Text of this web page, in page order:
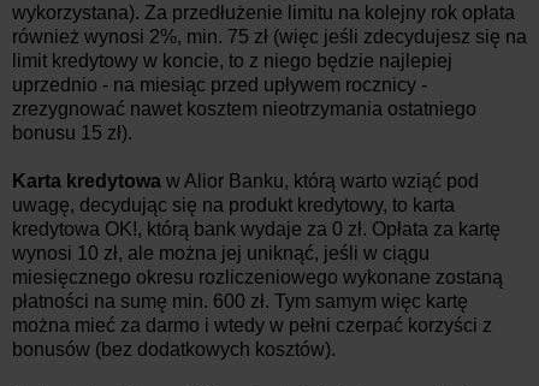
wykorzystana). Za przedłużenie limitu na kolejny rok opłata
również wynosi 2%, min. 75 zł (więc jeśli zdecydujesz się na
limit kredytowy w koncie, to z niego będzie najlepiej
uprzednio - na miesiąc przed upływem rocznicy -
zrezygnować nawet kosztem nieotrzymania ostatniego
bonusu 15 zł).
Karta kredytowa w Alior Banku, którą warto wziąć pod
uwagę, decydując się na produkt kredytowy, to karta
kredytowa OK!, którą bank wydaje za 0 zł. Opłata za kartę
wynosi 10 zł, ale można jej uniknąć, jeśli w ciągu
miesięcznego okresu rozliczeniowego wykonane zostaną
płatności na sumę min. 600 zł. Tym samym więc kartę
można mieć za darmo i wtedy w pełni czerpać korzyści z
bonusów (bez dodatkowych kosztów).